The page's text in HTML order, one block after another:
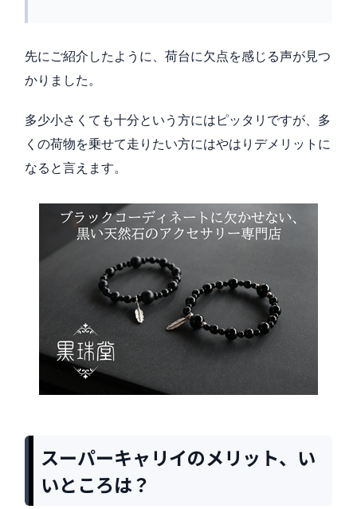
先にご紹介したように、荷台に欠点を感じる声が見つ
かりました。
多少小さくても十分という方にはピッタリですが、多
くの荷物を乗せて走りたい方にはやはりデメリットに
なると言えます。
スーパーキャリイのメリット、い
いところは？